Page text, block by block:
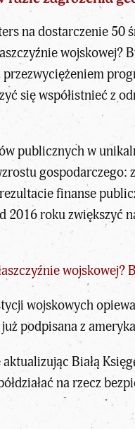
na dostarczenie 50
wojskowej?
się współistnieć z
publicznych w
gospodarczego:
finanse
roku zwiększyć
wojskowej?
wojskowych
podpisana z
Białą
na rzecz